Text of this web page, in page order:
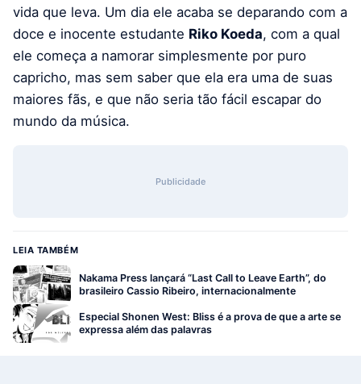
vida que leva. Um dia ele acaba se deparando com a
doce e inocente estudante Riko Koeda, com a qual
ele começa a namorar simplesmente por puro
capricho, mas sem saber que ela era uma de suas
maiores fãs, e que não seria tão fácil escapar do
mundo da música.
Publicidade
LEIA TAMBÉM
Nakama Press lançará “Last Call to Leave Earth”, do
brasileiro Cassio Ribeiro, internacionalmente
Especial Shonen West: Bliss é a prova de que a arte se
expressa além das palavras